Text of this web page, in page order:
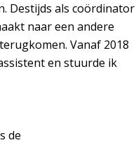
Destijds als coördinator
naar een andere
Vanaf 2018
en stuurde ik
de